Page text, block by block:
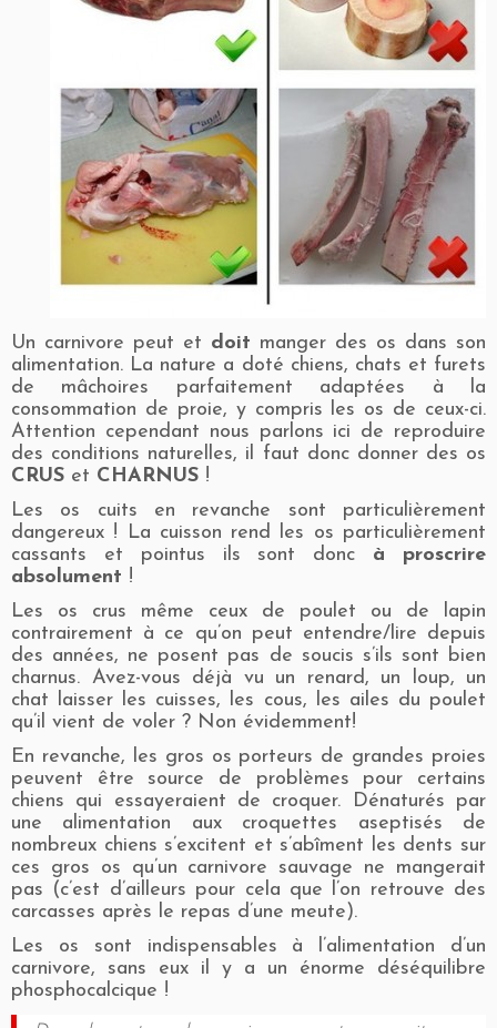
Un carnivore peut et doit manger des os dans son
alimentation. La nature a doté chiens, chats et furets
de mâchoires parfaitement adaptées à la
consommation de proie, y compris les os de ceux-ci.
Attention cependant nous parlons ici de reproduire
des conditions naturelles, il faut donc donner des os
CRUS et CHARNUS !
Les os cuits en revanche sont particulièrement
dangereux ! La cuisson rend les os particulièrement
cassants et pointus ils sont donc à proscrire
absolument !
Les os crus même ceux de poulet ou de lapin
contrairement à ce qu’on peut entendre/lire depuis
des années, ne posent pas de soucis s’ils sont bien
charnus. Avez-vous déjà vu un renard, un loup, un
chat laisser les cuisses, les cous, les ailes du poulet
qu’il vient de voler ? Non évidemment!
En revanche, les gros os porteurs de grandes proies
peuvent être source de problèmes pour certains
chiens qui essayeraient de croquer. Dénaturés par
une alimentation aux croquettes aseptisés de
nombreux chiens s’excitent et s’abîment les dents sur
ces gros os qu’un carnivore sauvage ne mangerait
pas (c’est d’ailleurs pour cela que l’on retrouve des
carcasses après le repas d’une meute).
Les os sont indispensables à l’alimentation d’un
carnivore, sans eux il y a un énorme déséquilibre
phosphocalcique !